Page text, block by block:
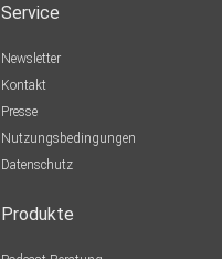
Service
Newsletter
Kontakt
Presse
Nutzungsbedingungen
Datenschutz
Produkte